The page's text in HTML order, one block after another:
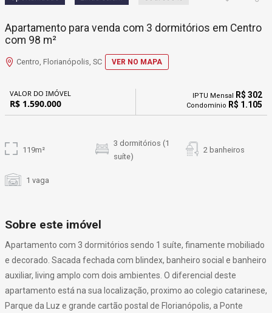
Apartamento para venda com 3 dormitórios em Centro
com 98 m²
Centro, Florianópolis, SC VER NO MAPA
VALOR DO IMÓVEL
R$ 1.590.000
IPTU Mensal R$ 302
Condomínio R$ 1.105
119m²
3 dormitórios (1
suíte)
2 banheiros
1 vaga
Sobre este imóvel
Apartamento com 3 dormitórios sendo 1 suíte, finamente mobiliado
e decorado. Sacada fechada com blindex, banheiro social e banheiro
auxiliar, living amplo com dois ambientes. O diferencial deste
apartamento está na sua localização, proximo ao colegio catarinese,
Parque da Luz e grande cartão postal de Florianópolis, a Ponte